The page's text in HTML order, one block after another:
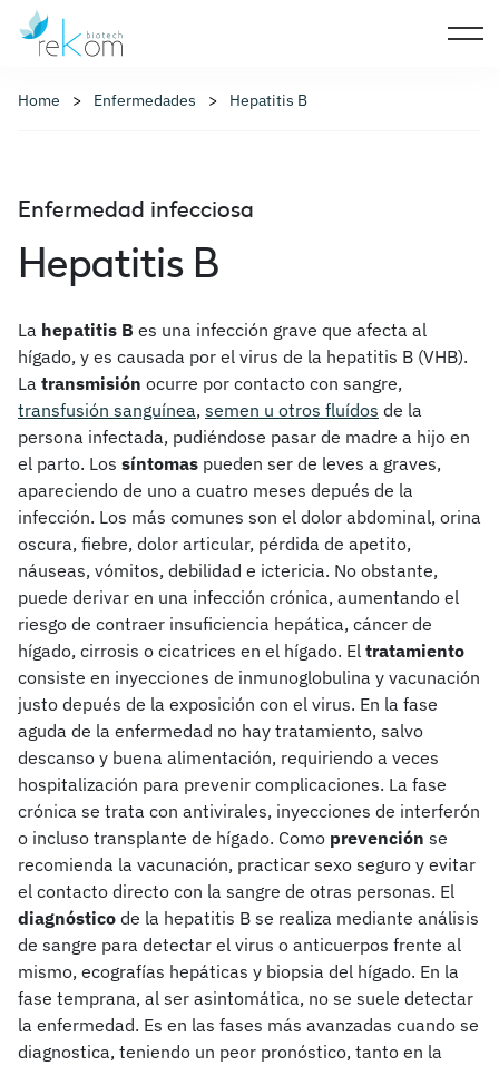
Home Enfermedades Hepatitis B
Enfermedad infecciosa
Hepatitis B
La hepatitis B es una infección grave que afecta al
hígado, y es causada por el virus de la hepatitis B (VHB).
La transmisión ocurre por contacto con sangre,
transfusión sanguínea, semen u otros fluídos de la
persona infectada, pudiéndose pasar de madre a hijo en
el parto. Los síntomas pueden ser de leves a graves,
apareciendo de uno a cuatro meses depués de la
infección. Los más comunes son el dolor abdominal, orina
oscura, fiebre, dolor articular, pérdida de apetito,
náuseas, vómitos, debilidad e ictericia. No obstante,
puede derivar en una infección crónica, aumentando el
riesgo de contraer insuficiencia hepática, cáncer de
hígado, cirrosis o cicatrices en el hígado. El tratamiento
consiste en inyecciones de inmunoglobulina y vacunación
justo depués de la exposición con el virus. En la fase
aguda de la enfermedad no hay tratamiento, salvo
descanso y buena alimentación, requiriendo a veces
hospitalización para prevenir complicaciones. La fase
crónica se trata con antivirales, inyecciones de interferón
o incluso transplante de hígado. Como prevención se
recomienda la vacunación, practicar sexo seguro y evitar
el contacto directo con la sangre de otras personas. El
diagnóstico de la hepatitis B se realiza mediante análisis
de sangre para detectar el virus o anticuerpos frente al
mismo, ecografías hepáticas y biopsia del hígado. En la
fase temprana, al ser asintomática, no se suele detectar
la enfermedad. Es en las fases más avanzadas cuando se
diagnostica, teniendo un peor pronóstico, tanto en la